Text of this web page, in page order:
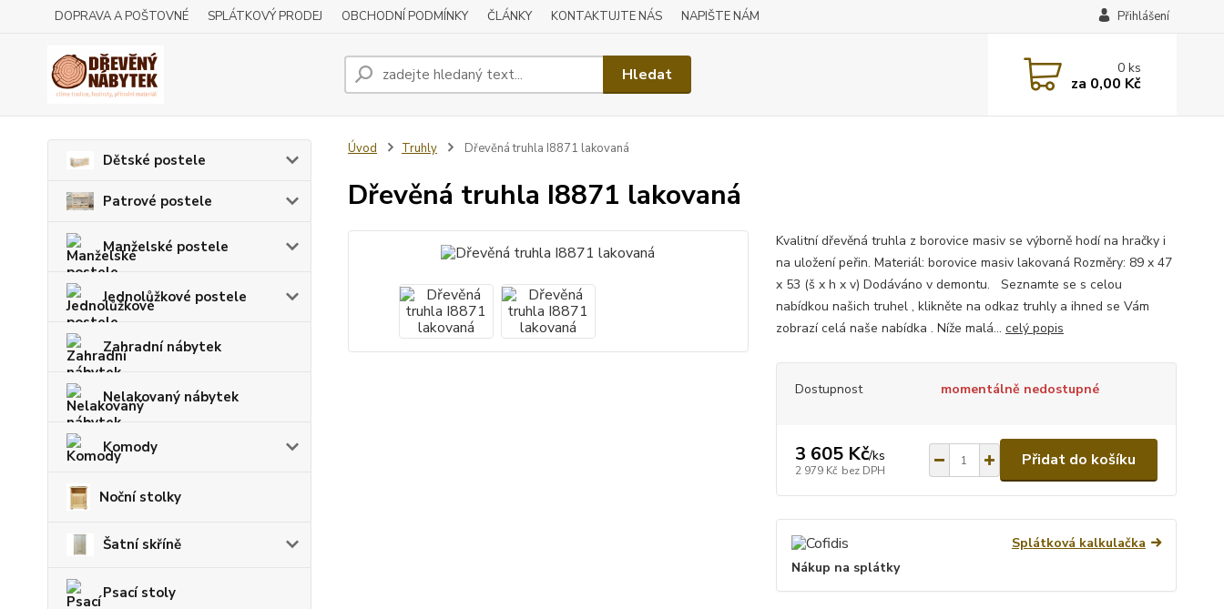
DOPRAVA A POŠTOVNÉ SPLÁTKOVÝ PRODEJ OBCHODNÍ PODMÍNKY ČLÁNKY KONTAKTUJTE NÁS NAPIŠTE NÁM Přihlášení
Hledat 0ks
za 0,00 Kč
Dětské postele
Patrové postele
Manželské postele
Jednolůžkové postele
Zahradní nábytek
Nelakovaný nábytek
Komody
Noční stolky
Šatní skříně
Psací stoly
Úvod Truhly Dřevěná truhla I8871 lakovaná
Dřevěná truhla I8871 lakovaná
Kvalitní dřevěná truhla z borovice masiv se výborně hodí na hračky i
na uložení peřin. Materiál: borovice masiv lakovaná Rozměry: 89 x 47
x 53 (š x h x v) Dodáváno v demontu. Seznamte se s celou
nabídkou našich truhel , klikněte na odkaz truhly a ihned se Vám
zobrazí celá naše nabídka . Níže malá... celý popis
Dostupnost momentálně nedostupné
3 605 Kč/ks
2 979 Kč bez DPH
Přidat do košíku
Splátková kalkulačka
Nákup na splátky